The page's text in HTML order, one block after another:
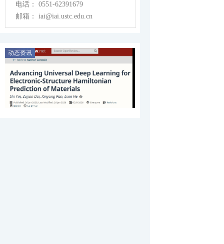
电话：
0551-62391679
邮箱：
iai@iai.ustc.edu.cn
动态资讯